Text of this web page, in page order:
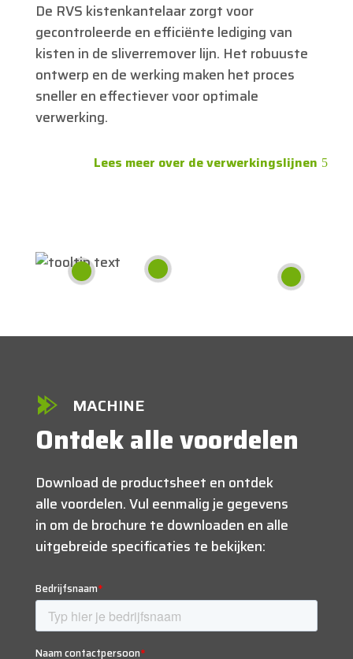
De RVS kistenkantelaar zorgt voor
gecontroleerde en efficiënte lediging van
kisten in de sliverremover lijn. Het robuuste
ontwerp en de werking maken het proces
sneller en effectiever voor optimale
verwerking.
Lees meer over de verwerkingslijnen
MACHINE
Ontdek alle voordelen
Download de productsheet en ontdek
alle voordelen. Vul eenmalig je gegevens
in om de brochure te downloaden en alle
uitgebreide specificaties te bekijken: